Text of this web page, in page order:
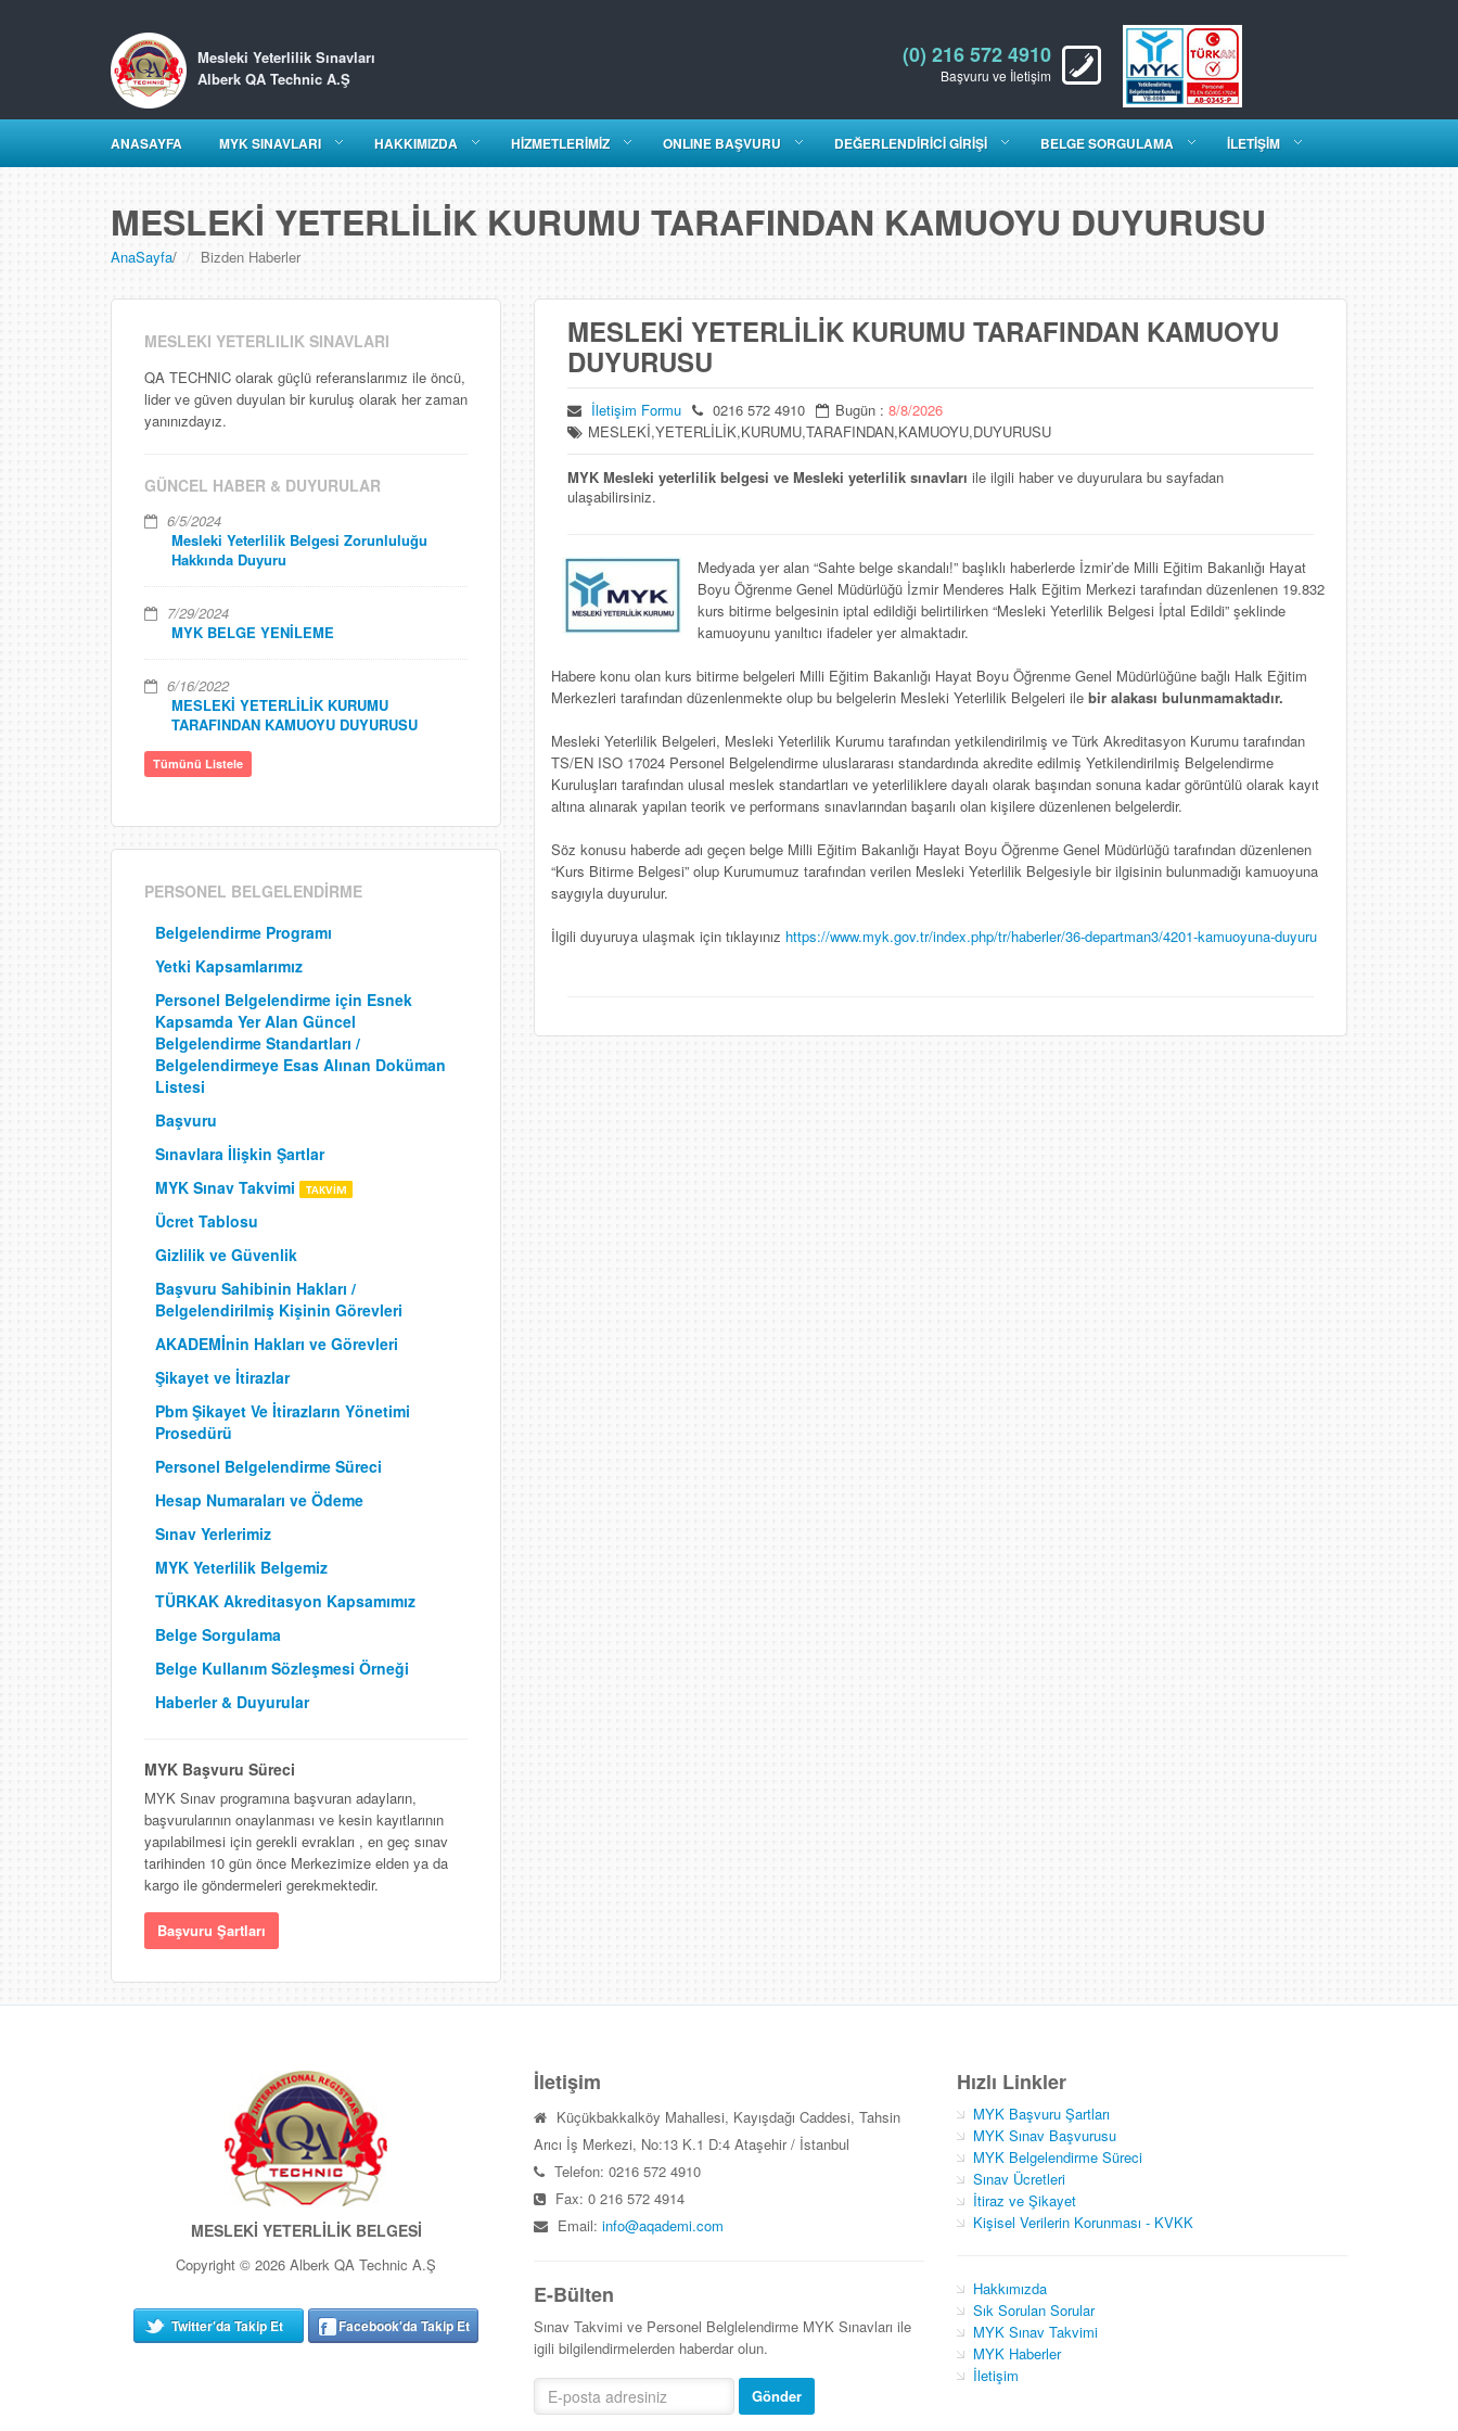
Mesleki Yeterlilik Sınavları
Alberk QA Technic A.Ş
(0) 216 572 4910
Başvuru ve İletişim
ANASAYFA MYK SINAVLARI HAKKIMIZDA HİZMETLERİMİZ ONLINE BAŞVURU DEĞERLENDİRİCİ GİRİŞİ BELGE SORGULAMA İLETİŞİM
MESLEKİ YETERLİLİK KURUMU TARAFINDAN KAMUOYU DUYURUSU
AnaSayfa/ Bizden Haberler
MESLEKI YETERLILIK SINAVLARI
QA TECHNIC olarak güçlü referanslarımız ile öncü,
lider ve güven duyulan bir kuruluş olarak her zaman
yanınızdayız.
GÜNCEL HABER & DUYURULAR
6/5/2024
Mesleki Yeterlilik Belgesi Zorunluluğu
Hakkında Duyuru
7/29/2024
MYK BELGE YENİLEME
6/16/2022
MESLEKİ YETERLİLİK KURUMU
TARAFINDAN KAMUOYU DUYURUSU
Tümünü Listele
PERSONEL BELGELENDİRME
Belgelendirme Programı
Yetki Kapsamlarımız
Personel Belgelendirme için Esnek
Kapsamda Yer Alan Güncel
Belgelendirme Standartları /
Belgelendirmeye Esas Alınan Doküman
Listesi
Başvuru
Sınavlara İlişkin Şartlar
MYK Sınav Takvimi
Ücret Tablosu
Gizlilik ve Güvenlik
Başvuru Sahibinin Hakları /
Belgelendirilmiş Kişinin Görevleri
AKADEMİnin Hakları ve Görevleri
Şikayet ve İtirazlar
Pbm Şikayet Ve İtirazların Yönetimi
Prosedürü
Personel Belgelendirme Süreci
Hesap Numaraları ve Ödeme
Sınav Yerlerimiz
MYK Yeterlilik Belgemiz
TÜRKAK Akreditasyon Kapsamımız
Belge Sorgulama
Belge Kullanım Sözleşmesi Örneği
Haberler & Duyurular
MYK Başvuru Süreci
MYK Sınav programına başvuran adayların,
başvurularının onaylanması ve kesin kayıtlarının
yapılabilmesi için gerekli evrakları , en geç sınav
tarihinden 10 gün önce Merkezimize elden ya da
kargo ile göndermeleri gerekmektedir.
Başvuru Şartları
MESLEKİ YETERLİLİK KURUMU TARAFINDAN KAMUOYU
DUYURUSU
İletişim Formu 0216 572 4910 Bugün : 8/8/2026
MESLEKİ,YETERLİLİK,KURUMU,TARAFINDAN,KAMUOYU,DUYURUSU
MYK Mesleki yeterlilik belgesi ve Mesleki yeterlilik sınavları ile ilgili haber ve duyurulara bu sayfadan
ulaşabilirsiniz.
Medyada yer alan “Sahte belge skandalı!” başlıklı haberlerde İzmir’de Milli Eğitim Bakanlığı Hayat
Boyu Öğrenme Genel Müdürlüğü İzmir Menderes Halk Eğitim Merkezi tarafından düzenlenen 19.832
kurs bitirme belgesinin iptal edildiği belirtilirken “Mesleki Yeterlilik Belgesi İptal Edildi” şeklinde
kamuoyunu yanıltıcı ifadeler yer almaktadır.
Habere konu olan kurs bitirme belgeleri Milli Eğitim Bakanlığı Hayat Boyu Öğrenme Genel Müdürlüğüne bağlı Halk Eğitim
Merkezleri tarafından düzenlenmekte olup bu belgelerin Mesleki Yeterlilik Belgeleri ile bir alakası bulunmamaktadır.
Mesleki Yeterlilik Belgeleri, Mesleki Yeterlilik Kurumu tarafından yetkilendirilmiş ve Türk Akreditasyon Kurumu tarafından
TS/EN ISO 17024 Personel Belgelendirme uluslararası standardında akredite edilmiş Yetkilendirilmiş Belgelendirme
Kuruluşları tarafından ulusal meslek standartları ve yeterliliklere dayalı olarak başından sonuna kadar görüntülü olarak kayıt
altına alınarak yapılan teorik ve performans sınavlarından başarılı olan kişilere düzenlenen belgelerdir.
Söz konusu haberde adı geçen belge Milli Eğitim Bakanlığı Hayat Boyu Öğrenme Genel Müdürlüğü tarafından düzenlenen
“Kurs Bitirme Belgesi” olup Kurumumuz tarafından verilen Mesleki Yeterlilik Belgesiyle bir ilgisinin bulunmadığı kamuoyuna
saygıyla duyurulur.
İlgili duyuruya ulaşmak için tıklayınız https://www.myk.gov.tr/index.php/tr/haberler/36-departman3/4201-kamuoyuna-duyuru
MESLEKİ YETERLİLİK BELGESİ
Copyright © 2026 Alberk QA Technic A.Ş
Twitter'da Takip Et Facebook'da Takip Et
İletişim
Küçükbakkalköy Mahallesi, Kayışdağı Caddesi, Tahsin
Arıcı İş Merkezi, No:13 K.1 D:4 Ataşehir / İstanbul
Telefon: 0216 572 4910
Fax: 0 216 572 4914
Email:info@aqademi.com
E-Bülten
Sınav Takvimi ve Personel Belglelendirme MYK Sınavları ile
igili bilgilendirmelerden haberdar olun.
Gönder
Hızlı Linkler
MYK Başvuru Şartları
MYK Sınav Başvurusu
MYK Belgelendirme Süreci
Sınav Ücretleri
İtiraz ve Şikayet
Kişisel Verilerin Korunması - KVKK
Hakkımızda
Sık Sorulan Sorular
MYK Sınav Takvimi
MYK Haberler
İletişim